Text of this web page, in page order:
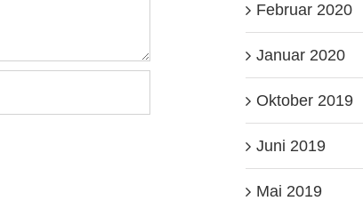
Februar 2020
Januar 2020
Oktober 2019
Juni 2019
Mai 2019